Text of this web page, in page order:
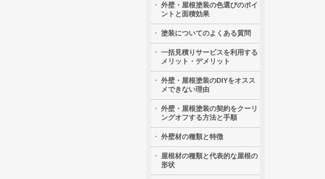
外壁・屋根塗装の色選びのポイ
ントと面積効果
塗装についてのよくある質問
一括見積りサービスを利用する
メリット・デメリット
外壁・屋根塗装のDIYをオスス
メできない理由
外壁・屋根塗装の契約をクーリ
ングオフする方法と手順
外壁材の種類と特徴
屋根材の種類と代表的な屋根の
形状